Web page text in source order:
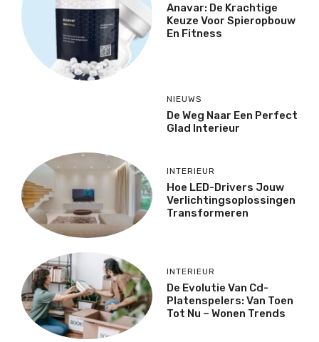
Anavar: De Krachtige
Keuze Voor Spieropbouw
En Fitness
NIEUWS
De Weg Naar Een Perfect
Glad Interieur
INTERIEUR
Hoe LED-Drivers Jouw
Verlichtingsoplossingen
Transformeren
INTERIEUR
De Evolutie Van Cd-
Platenspelers: Van Toen
Tot Nu – Wonen Trends